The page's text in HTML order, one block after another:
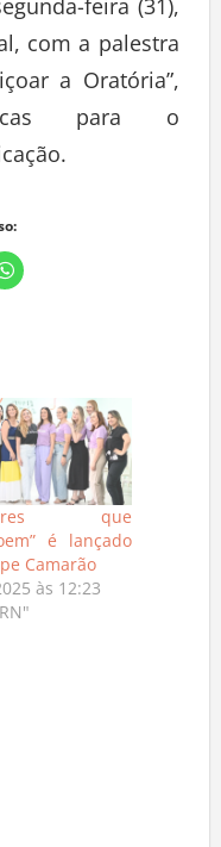
com a palestra
a Oratória”,
para o
que
é lançado
Camarão
às 12:23